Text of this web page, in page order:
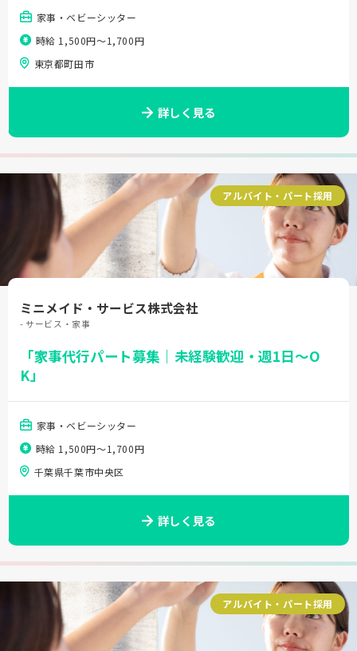
家事・ベビーシッター
時給 1,500円〜1,700円
東京都町田市
詳しく見る
アルバイト・パート採用
ミニメイド・サービス株式会社
- サービス・家事
「家事代行パート募集｜未経験歓迎・週1日～O
K」
家事・ベビーシッター
時給 1,500円〜1,700円
千葉県千葉市中央区
詳しく見る
アルバイト・パート採用